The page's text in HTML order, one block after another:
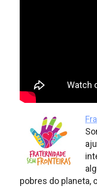
pobres do planeta,